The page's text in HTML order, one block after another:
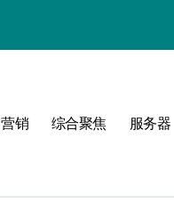
营销 综合聚焦 服务器